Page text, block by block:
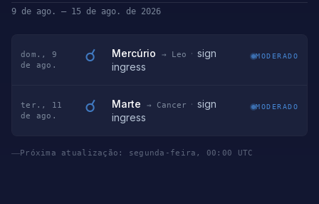
9 de ago. – 15 de ago. de 2026
dom., 9
de ago.
☌ Mercúrio → Leo · sign
ingress
MODERADO
ter., 11
de ago.
☌ Marte → Cancer · sign
ingress
MODERADO
Próxima atualização: segunda-feira, 00:00 UTC